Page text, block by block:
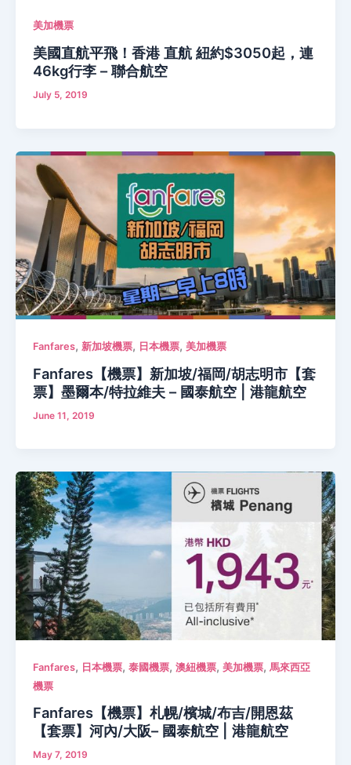
美加機票
美國直航平飛！香港 直航 紐約$3050起，連
46kg行李 – 聯合航空
July 5, 2019
Fanfares, 新加坡機票, 日本機票, 美加機票
Fanfares【機票】新加坡/福岡/胡志明市【套
票】墨爾本/特拉維夫 – 國泰航空 | 港龍航空
June 11, 2019
Fanfares, 日本機票, 泰國機票, 澳紐機票, 美加機票, 馬來西亞
機票
Fanfares【機票】札幌/檳城/布吉/開恩茲
【套票】河內/大阪– 國泰航空 | 港龍航空
May 7, 2019